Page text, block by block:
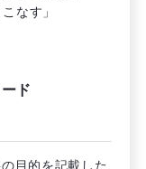
なす」
ド
目的を記載した